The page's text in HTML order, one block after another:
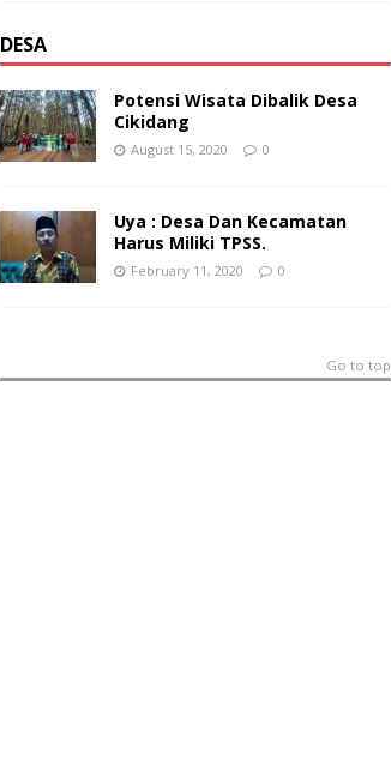
DESA
Potensi Wisata Dibalik Desa
Cikidang
August 15, 2020 0
Uya : Desa Dan Kecamatan
Harus Miliki TPSS.
February 11, 2020 0
Go to top